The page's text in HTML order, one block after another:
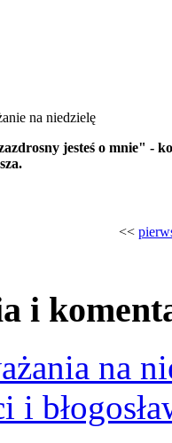
na niedzielę
jesteś o mnie" -
<<
i
na
i